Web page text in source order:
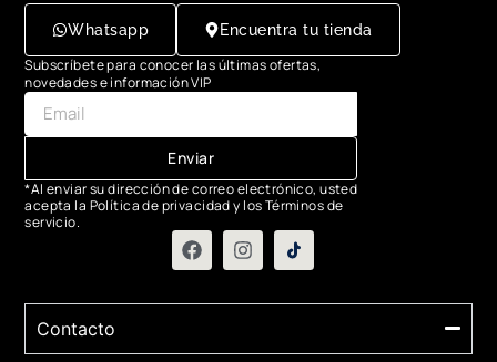
Whatsapp Encuentra tu tienda
Subscríbete para conocer las últimas ofertas,
novedades e información VIP
Enviar
*Al enviar su dirección de correo electrónico, usted
acepta la Política de privacidad y los Términos de
servicio.
Contacto